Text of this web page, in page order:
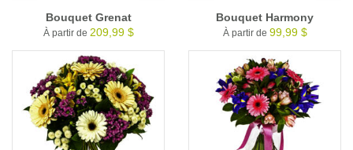
Bouquet Grenat
À partir de 209,99 $
Bouquet Harmony
À partir de 99,99 $